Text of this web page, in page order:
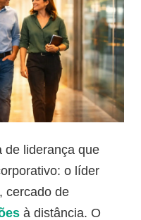
de liderança que
o líder
cercado de
à distância. O